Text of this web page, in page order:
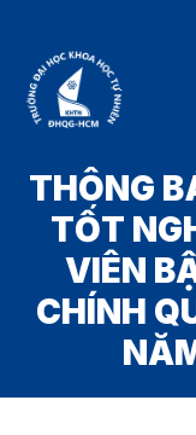
THÔNG
TỐT
VIÊN
CHÍNH